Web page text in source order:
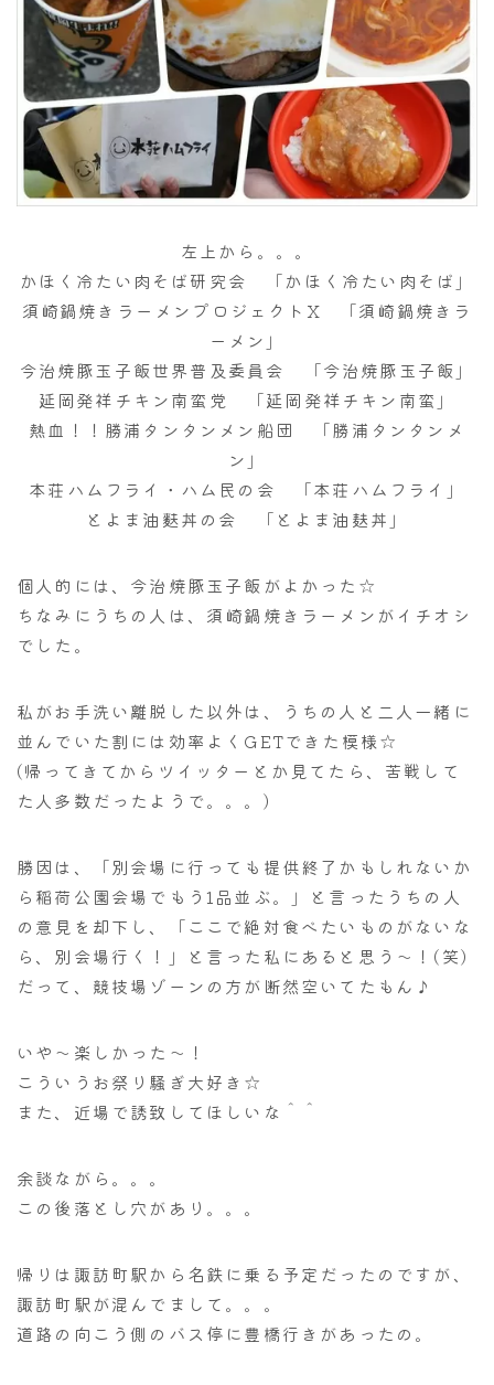
左上から。。。
かほく冷たい肉そば研究会 「かほく冷たい肉そば」
須崎鍋焼きラーメンプロジェクトX 「須崎鍋焼きラ
ーメン」
今治焼豚玉子飯世界普及委員会 「今治焼豚玉子飯」
延岡発祥チキン南蛮党 「延岡発祥チキン南蛮」
熱血！！勝浦タンタンメン船団 「勝浦タンタンメ
ン」
本荘ハムフライ・ハム民の会 「本荘ハムフライ」
とよま油麩丼の会 「とよま油麸丼」
個人的には、今治焼豚玉子飯がよかった☆
ちなみにうちの人は、須崎鍋焼きラーメンがイチオシ
でした。
私がお手洗い離脱した以外は、うちの人と二人一緒に
並んでいた割には効率よくGETできた模様☆
(帰ってきてからツイッターとか見てたら、苦戦して
た人多数だったようで。。。)
勝因は、「別会場に行っても提供終了かもしれないか
ら稲荷公園会場でもう1品並ぶ。」と言ったうちの人
の意見を却下し、「ここで絶対食べたいものがないな
ら、別会場行く！」と言った私にあると思う～！(笑)
だって、競技場ゾーンの方が断然空いてたもん♪
いや～楽しかった～！
こういうお祭り騒ぎ大好き☆
また、近場で誘致してほしいな＾＾
余談ながら。。。
この後落とし穴があり。。。
帰りは諏訪町駅から名鉄に乗る予定だったのですが、
諏訪町駅が混んでまして。。。
道路の向こう側のバス停に豊橋行きがあったの。